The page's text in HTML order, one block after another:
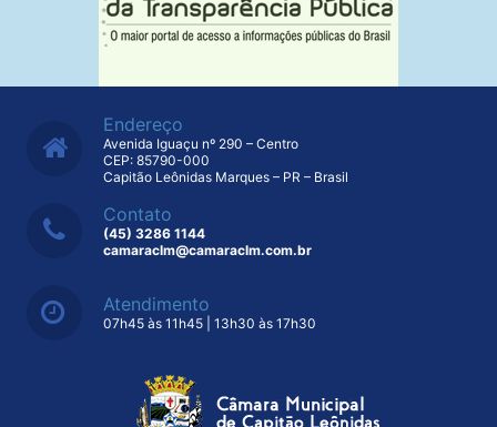
Endereço
Avenida Iguaçu nº 290 – Centro
CEP: 85790-000
Capitão Leônidas Marques – PR – Brasil
Contato
(45) 3286 1144
camaraclm@camaraclm.com.br
Atendimento
07h45 às 11h45 | 13h30 às 17h30